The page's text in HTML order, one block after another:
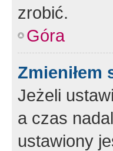
zrobić.
Góra
Zmieniłem
Jeżeli
a czas
ustawiony